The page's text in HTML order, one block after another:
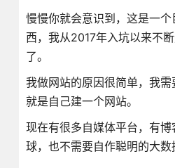
慢慢你就会意识到，这是一
西，我从2017年入坑以来不
了。
我做网站的原因很简单，我
就是自己建一个网站。
现在有很多自媒体平台，有
球，也不需要自作聪明的大数